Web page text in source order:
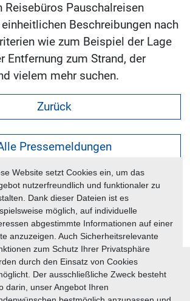
Website setzt Cookies ein, um das
nutzerfreundlich und funktionaler zu
Dank dieser Dateien ist es
möglich, auf individuelle
abgestimmte Informationen auf einer
anzuzeigen. Auch Sicherheitsrelevante
zum Schutz Ihrer Privatsphäre
durch den Einsatz von Cookies
Der ausschließliche Zweck besteht
darin, unser Angebot Ihren
Reisebüros Pauschalreisen
Beschreibungen nach
wie zum Beispiel der Lage
Entfernung zum Strand, der
vielem mehr suchen.
Zurück
Pressemeldungen